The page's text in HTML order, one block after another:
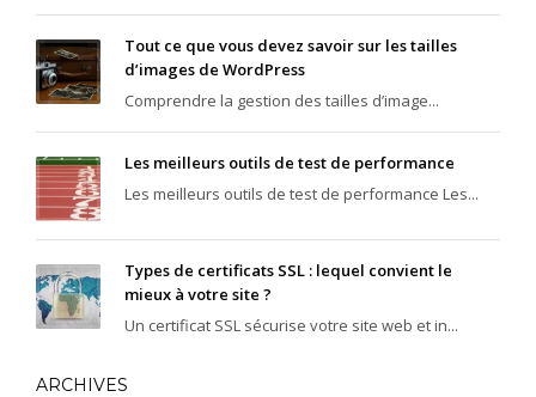
Tout ce que vous devez savoir sur les tailles
d’images de WordPress
Comprendre la gestion des tailles d’image...
Les meilleurs outils de test de performance
Les meilleurs outils de test de performance Les...
Types de certificats SSL : lequel convient le
mieux à votre site ?
Un certificat SSL sécurise votre site web et in...
ARCHIVES